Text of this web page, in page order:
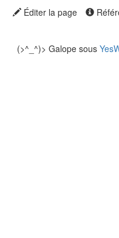
Éditer la page
(>^_^)> Galope sous